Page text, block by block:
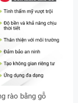
rào bằng gỗ